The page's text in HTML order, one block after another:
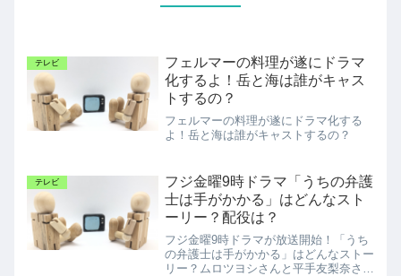
テレビ
フェルマーの料理が遂にドラマ
化するよ！岳と海は誰がキャス
トするの？
フェルマーの料理が遂にドラマ化する
よ！岳と海は誰がキャストするの？
テレビ
フジ金曜9時ドラマ「うちの弁護
士は手がかかる」はどんなスト
ーリー？配役は？
フジ金曜9時ドラマが放送開始！「うち
の弁護士は手がかかる」はどんなストー
リー？ムロツヨシさんと平手友梨奈さん